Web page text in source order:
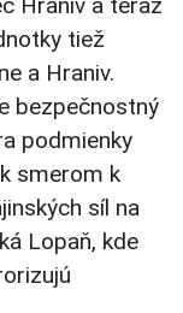
tiež
a Hraniv.
bezpečnostný
podmienky
smerom k
síl na
Lopaň, kde